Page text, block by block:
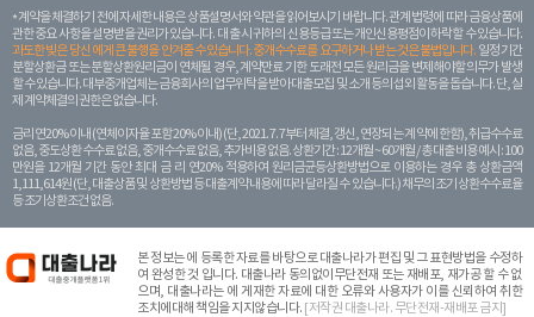
계약을 체결하기 전에 자세한 내용은 상품설명서와 약관을 읽어보시기 바랍니다. 관계 법령에 따라 금융상품에
관한 중요 사항을 설명받을 권리가 있습니다. 대 출 시 귀하의 신용등급 또는 개인신용평점이 하락할 수 있습니다.
과도한 빚은 당신 에게 큰 불행을 안겨줄 수 있습니다. 중개수수료를 요구하거나 받는 것은 불법입니다. 일정 기간
분할상환금 또는 분할상환원리금이 연체될 경우, 계약만료 기한 도래전 모든 원리금을 변제해야할 의무가 발생
할 수 있습니다. 대부중개업체는 금융회사의 업무위탁을 받아 대출모집 및 소개 등의 섭외 활동을 돕습니다. 단, 실
제 계약체결의 권한은 없습니다.
금리 연20% 이내 (연체이자율 포함 20% 이내) (단, 2021. 7. 7부터 체결, 갱신, 연장되는 계 약에 한함), 취급수수료
없음, 중도상환 수수료 없음, 중개수수료 없음, 추가비용 없음. 상환기간 : 12개월 ~ 60개월 / 총 대출 비용 예시 : 100
만원을 12개월 기간 동안 최대 금 리 연20% 적용하여 원리금균등상환방법으로 이용하는 경우 총 상환금액
1,111,614원 (단, 대출상품 및 상환방법 등 대출계약 내용에 따라 달라질 수 있습니다.) 채무의 조기 상환수수료율
등 조기상환조건 없음.
본 정보는에 등록한 자료를 바탕으로 대출나라가 편집 및 그 표현방법을 수정하
여 완성한 것 입니다. 대출나라 동의없이무단전재 또는 재배포, 재가공 할 수 없
으며, 대출나라는 에 게재한 자료에 대한 오류와 사용자가 이를 신뢰하여 취한
조치에대해 책임을 지지않습니다. [저작권 대출나라. 무단전재-재배포 금지]